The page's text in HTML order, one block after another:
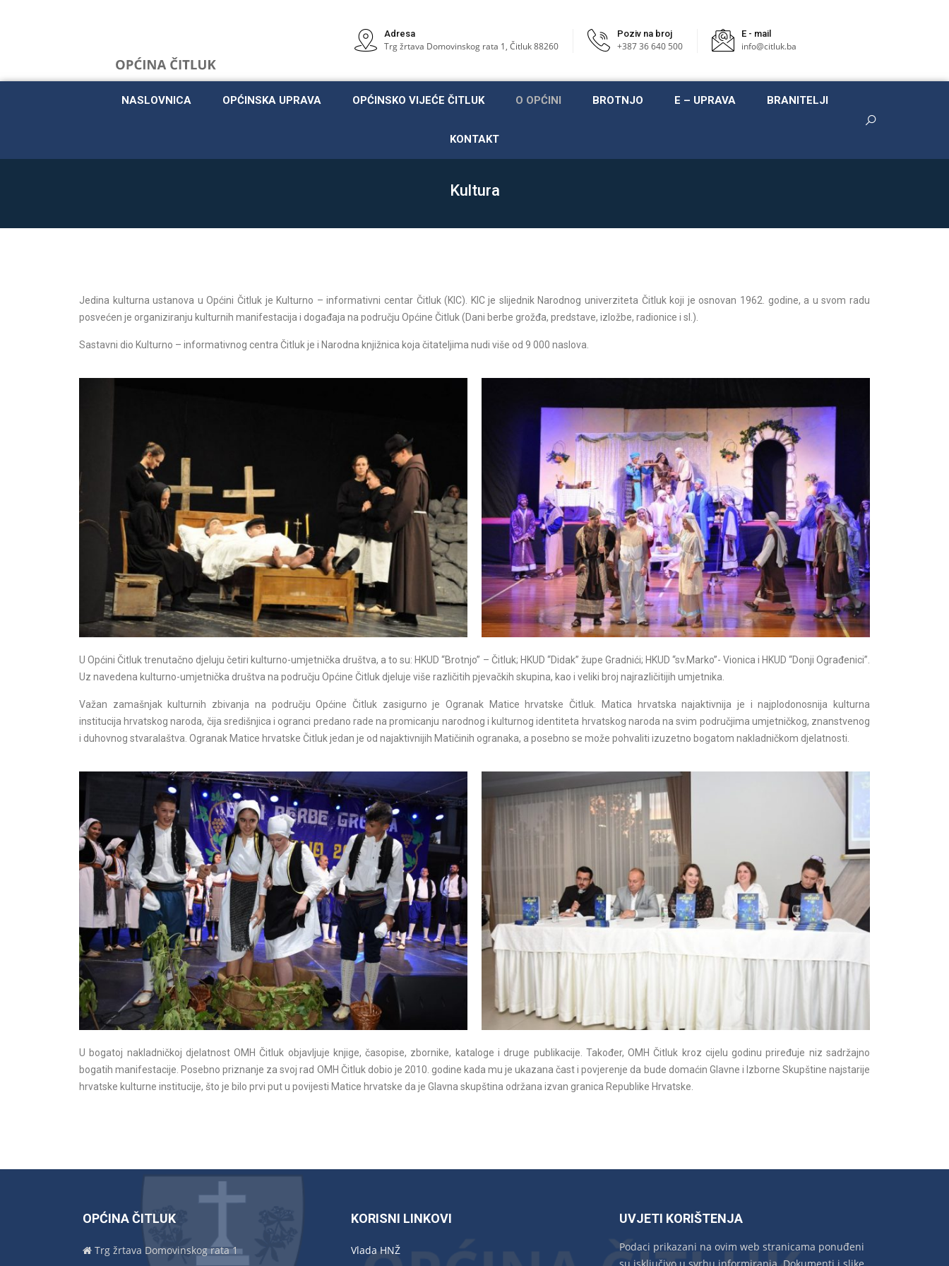
Adresa
Trg žrtava Domovinskog rata 1, Čitluk 88260
Poziv na broj
+387 36 640 500
E - mail
info@citluk.ba
NASLOVNICA OPĆINSKA UPRAVA OPĆINSKO VIJEĆE ČITLUK O OPĆINI BROTNJO E – UPRAVA BRANITELJI
KONTAKT
Kultura
Jedina kulturna ustanova u Općini Čitluk je Kulturno – informativni centar Čitluk (KIC). KIC je slijednik Narodnog univerziteta Čitluk koji je osnovan 1962. godine, a u svom radu
posvećen je organiziranju kulturnih manifestacija i događaja na području Općine Čitluk (Dani berbe grožđa, predstave, izložbe, radionice i sl.).
Sastavni dio Kulturno – informativnog centra Čitluk je i Narodna knjižnica koja čitateljima nudi više od 9 000 naslova.
U Općini Čitluk trenutačno djeluju četiri kulturno-umjetnička društva, a to su: HKUD “Brotnjo” – Čitluk; HKUD “Didak” župe Gradnići; HKUD “sv.Marko”- Vionica i HKUD “Donji Ograđenici”.
Uz navedena kulturno-umjetnička društva na području Općine Čitluk djeluje više različitih pjevačkih skupina, kao i veliki broj najrazličitijih umjetnika.
Važan zamašnjak kulturnih zbivanja na području Općine Čitluk zasigurno je Ogranak Matice hrvatske Čitluk. Matica hrvatska najaktivnija je i najplodonosnija kulturna
institucija hrvatskog naroda, čija središnjica i ogranci predano rade na promicanju narodnog i kulturnogidentiteta hrvatskog naroda na svim područjima umjetničkog, znanstvenog
i duhovnog stvaralaštva. Ogranak Matice hrvatske Čitluk jedan je od najaktivnijih Matičinih ogranaka, a posebno se može pohvaliti izuzetno bogatom nakladničkom djelatnosti.
U bogatoj nakladničkoj djelatnost OMH Čitluk objavljuje knjige, časopise, zbornike, kataloge i druge publikacije. Također, OMH Čitluk kroz cijelu godinu priređuje niz sadržajno
bogatih manifestacije. Posebno priznanje za svoj rad OMH Čitluk dobio je 2010. godine kada mu je ukazana čast i povjerenje da bude domaćin Glavne i Izborne Skupštine najstarije
hrvatske kulturne institucije, što je bilo prvi put u povijesti Matice hrvatske da je Glavna skupština održana izvan granica Republike Hrvatske.
OPĆINA ČITLUK
Trg žrtava Domovinskog rata 1
KORISNI LINKOVI
Vlada HNŽ
UVJETI KORIŠTENJA
Podaci prikazani na ovim web stranicama ponuđeni